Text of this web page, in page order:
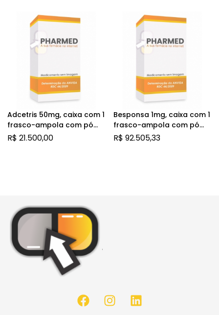
Adcetris 50mg, caixa com 1
frasco-ampola com pó
para solução de uso
R$ 21.500,00
Besponsa 1mg, caixa com 1
frasco-ampola com pó
para solução de uso
R$ 92.505,33